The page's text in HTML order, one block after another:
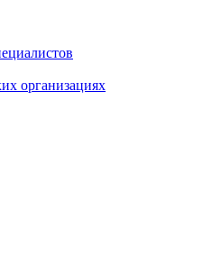
организациях